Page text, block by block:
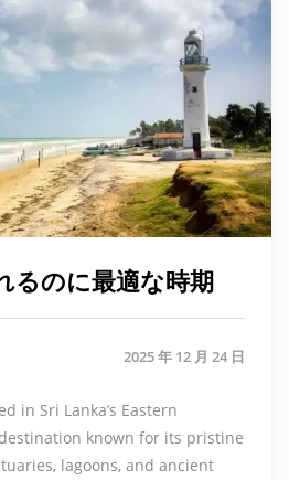
るのに最適な時期
2025 年 12 月 24 日
in Sri Lanka’s Eastern
known for its pristine
lagoons, and ancient